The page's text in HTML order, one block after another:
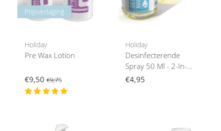
Prijsverlaging
Holiday
Pre Wax Lotion
€9,50 €9,75
Holiday
Desinfecterende
Spray 50 Ml - 2-In-1:
Desinfectie En
€4,95